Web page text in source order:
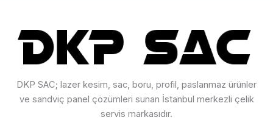
DKP SAC; lazer kesim, sac, boru, profil, paslanmaz ürünler
ve sandviç panel çözümleri sunan İstanbul merkezli çelik
servis markasıdır.